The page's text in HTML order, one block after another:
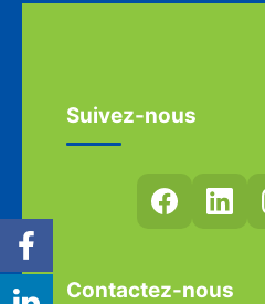
Suivez-nous
Contactez-nous